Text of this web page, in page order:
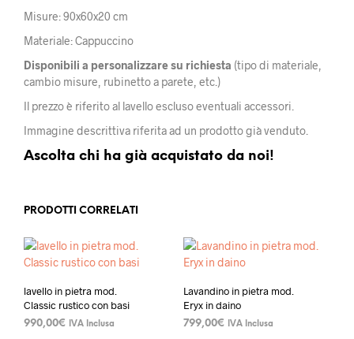
Misure: 90x60x20 cm
Materiale: Cappuccino
Disponibili a personalizzare su richiesta (tipo di materiale,
cambio misure, rubinetto a parete, etc.)
Il prezzo è riferito al lavello escluso eventuali accessori.
Immagine descrittiva riferita ad un prodotto già venduto.
Ascolta chi ha già acquistato da noi!
PRODOTTI CORRELATI
lavello in pietra mod.
Classic rustico con basi
990,00€ IVA Inclusa
Lavandino in pietra mod.
Eryx in daino
799,00€ IVA Inclusa